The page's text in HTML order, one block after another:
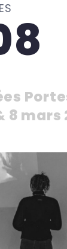
8 mars